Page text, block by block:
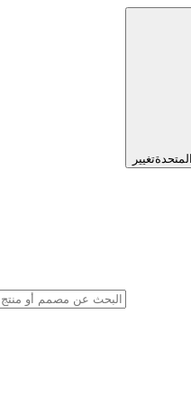
تغيير